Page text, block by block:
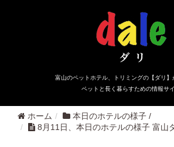
富山のペットホテル、トリミングの【ダリ】
ペットと長く暮らすための情報サ
ホーム 本日のホテルの様子 /
8月11日、本日のホテルの様子 富山